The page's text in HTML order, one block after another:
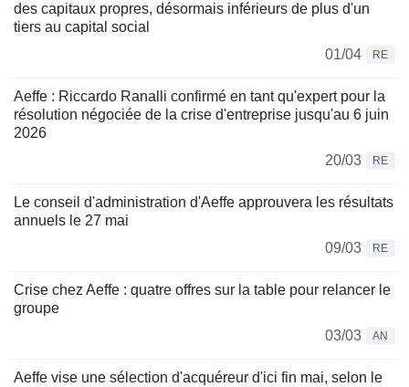
des capitaux propres, désormais inférieurs de plus d'un
tiers au capital social
01/04
RE
Aeffe : Riccardo Ranalli confirmé en tant qu'expert pour la
résolution négociée de la crise d'entreprise jusqu'au 6 juin
2026
20/03
RE
Le conseil d'administration d'Aeffe approuvera les résultats
annuels le 27 mai
09/03
RE
Crise chez Aeffe : quatre offres sur la table pour relancer le
groupe
03/03
AN
Aeffe vise une sélection d'acquéreur d'ici fin mai, selon le